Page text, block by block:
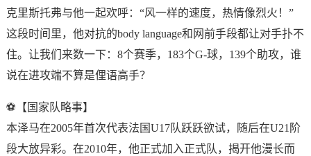
克里斯托弗与他一起欢呼： “风一样的速度，热情像烈火！”
这段时间里，他对抗的body language和网前手段都让对手扑不
住。让我们来数一下：8个赛季，183个G-球，139个助攻，谁
说在进攻端不算是俚语高手？
⚽【国家队略事】
本泽马在2005年首次代表法国U17队跃跃欲试，随后在U21阶
段大放异彩。在2010年，他正式加入正式队，揭开他漫长而